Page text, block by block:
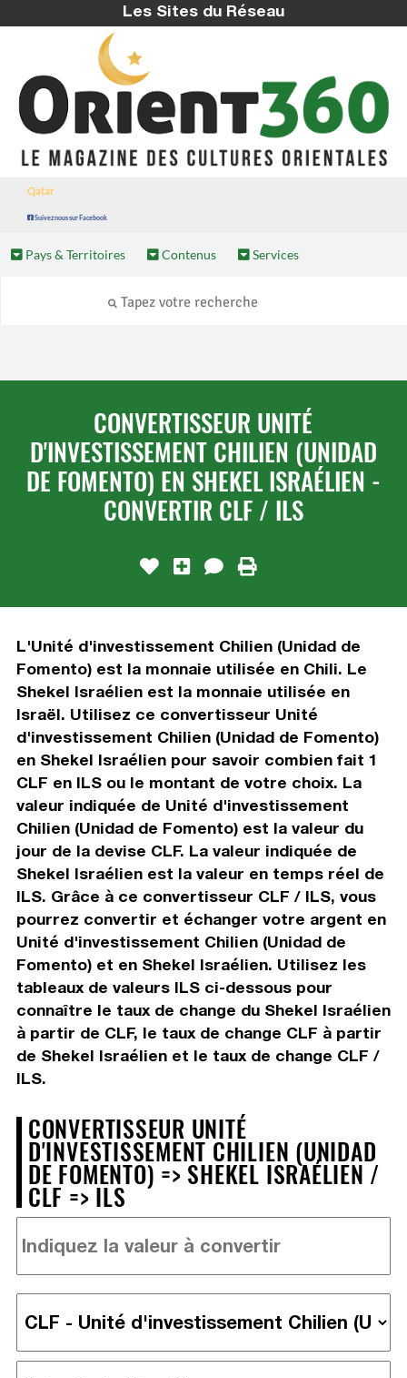
Les Sites du Réseau
Qatar
Suivez nous sur Facebook
Pays & Territoires Contenus Services
CONVERTISSEUR UNITÉ
D'INVESTISSEMENT CHILIEN (UNIDAD
DE FOMENTO) EN SHEKEL ISRAÉLIEN -
CONVERTIR CLF / ILS
L'Unité d'investissement Chilien (Unidad de
Fomento) est la monnaie utilisée en Chili. Le
Shekel Israélien est la monnaie utilisée en
Israël. Utilisez ce convertisseur Unité
d'investissement Chilien (Unidad de Fomento)
en Shekel Israélien pour savoir combien fait 1
CLF en ILS ou le montant de votre choix. La
valeur indiquée de Unité d'investissement
Chilien (Unidad de Fomento) est la valeur du
jour de la devise CLF. La valeur indiquée de
Shekel Israélien est la valeur en temps réel de
ILS. Grâce à ce convertisseur CLF / ILS, vous
pourrez convertir et échanger votre argent en
Unité d'investissement Chilien (Unidad de
Fomento) et en Shekel Israélien. Utilisez les
tableaux de valeurs ILS ci-dessous pour
connaître le taux de change du Shekel Israélien
à partir de CLF, le taux de change CLF à partir
de Shekel Israélien et le taux de change CLF /
ILS.
CONVERTISSEUR UNITÉ
D'INVESTISSEMENT CHILIEN (UNIDAD
DE FOMENTO) => SHEKEL ISRAÉLIEN /
CLF => ILS